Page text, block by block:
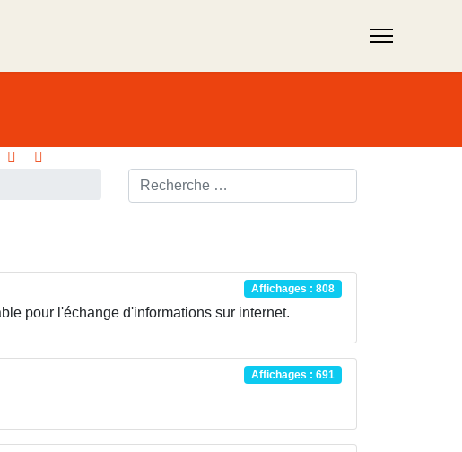
Rechercher ...
Affichages : 808
pour l'échange d'informations sur internet.
Affichages : 691